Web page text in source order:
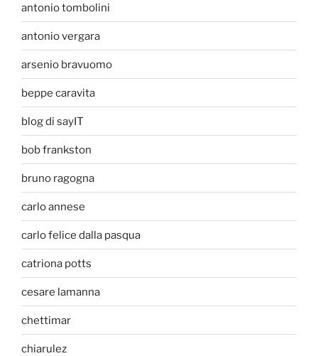
antonio tombolini
antonio vergara
arsenio bravuomo
beppe caravita
blog di sayIT
bob frankston
bruno ragogna
carlo annese
carlo felice dalla pasqua
catriona potts
cesare lamanna
chettimar
chiarulez